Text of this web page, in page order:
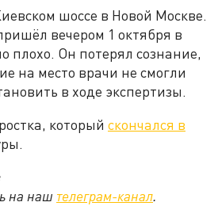
шоссе в Новой Москве.
вечером 1 октября в
плохо. Он потерял сознание,
на место врачи не смогли
в ходе экспертизы.
который скончался в
на наш телеграм-канал.